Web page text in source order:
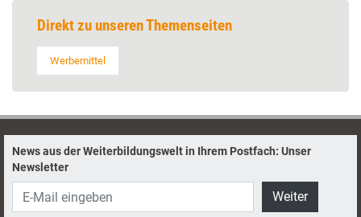
Direkt zu unseren Themenseiten
Werbemittel
News aus der Weiterbildungswelt in Ihrem Postfach: Unser
Newsletter
Weiter